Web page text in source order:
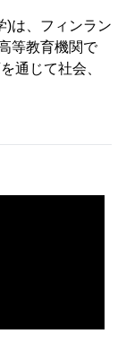
)は、フィンラン
等教育機関で
通じて社会、